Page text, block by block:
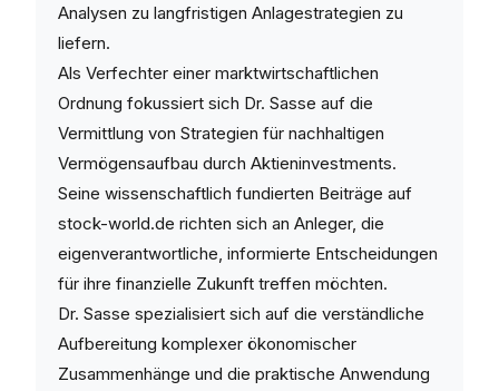
Analysen zu langfristigen Anlagestrategien zu
liefern.
Als Verfechter einer marktwirtschaftlichen
Ordnung fokussiert sich Dr. Sasse auf die
Vermittlung von Strategien für nachhaltigen
Vermögensaufbau durch Aktieninvestments.
Seine wissenschaftlich fundierten Beiträge auf
stock-world.de richten sich an Anleger, die
eigenverantwortliche, informierte Entscheidungen
für ihre finanzielle Zukunft treffen möchten.
Dr. Sasse spezialisiert sich auf die verständliche
Aufbereitung komplexer ökonomischer
Zusammenhänge und die praktische Anwendung